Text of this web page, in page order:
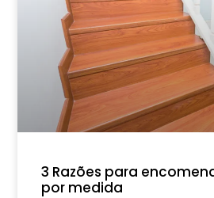
3 Razões para
por medida